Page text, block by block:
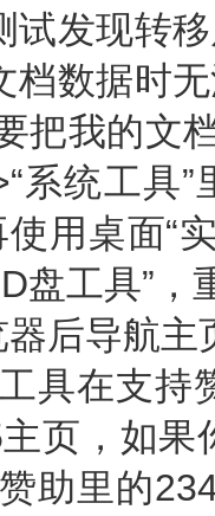
试发现转
档数据时
把我的文
系统工具
用桌面“
盘工具”
后导航
在支持
页，如
助里的